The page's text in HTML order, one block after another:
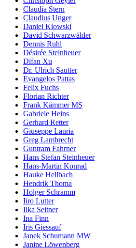
Claudia Stern
Claudius Unger
Daniel Kiowski
David Schwarzwälder
Dennis Ruhl
Désirée Steinheuer
Difan Xu
Dr. Ulrich Sautter
Evangelos Pattas
Felix Fuchs
Florian Richter
Frank Kämmer MS
Gabriele Heins
Gerhard Retter
Giuseppe Lauria
Greg Lambrecht
Guntram Fahrner
Hans Stefan Steinheuer
Hans-Martin Konrad
Hauke Hellbach
Hendrik Thoma
Holger Schramm
Iiro Lutter
Ilka Seitner
Ina Finn
Iris Giessauf
Janek Schumann MW
Janine Löwenberg